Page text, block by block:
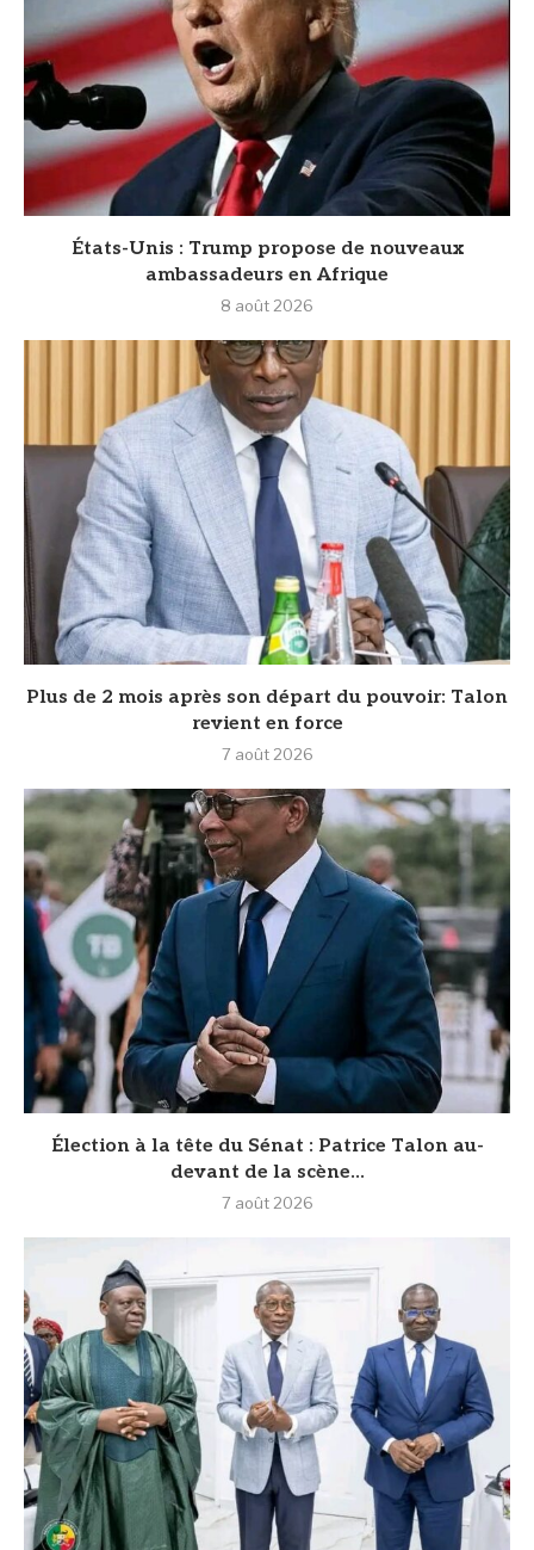
États-Unis : Trump propose de nouveaux
ambassadeurs en Afrique
8 août 2026
Plus de 2 mois après son départ du pouvoir: Talon
revient en force
7 août 2026
Élection à la tête du Sénat : Patrice Talon au-
devant de la scène...
7 août 2026